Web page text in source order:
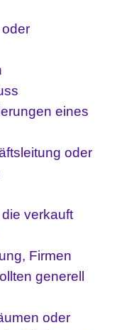
eines
oder
verkauft
Firmen
generell
oder